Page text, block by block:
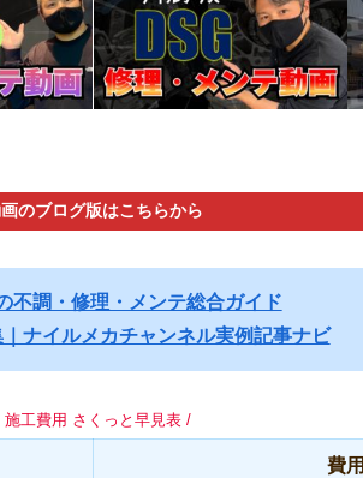
のブログ版はこちらから
不調・修理・メンテ総合ガイド
ナイルメカチャンネル実例記事ナビ
施工費用 さくっと早見表 /
費用